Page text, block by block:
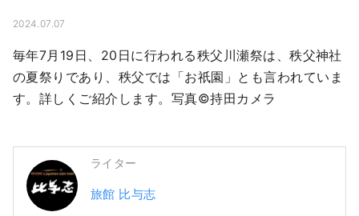
2024.07.07
毎年7月19日、20日に行われる秩父川瀬祭は、秩父神社
の夏祭りであり、秩父では「お祇園」とも言われていま
す。詳しくご紹介します。写真©持田カメラ
ライター
旅館 比与志